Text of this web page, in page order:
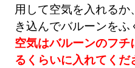
用して空気を入れる
き込んでバルーンをふ
空気はバルーンのフ
るくらいに入れてくだ